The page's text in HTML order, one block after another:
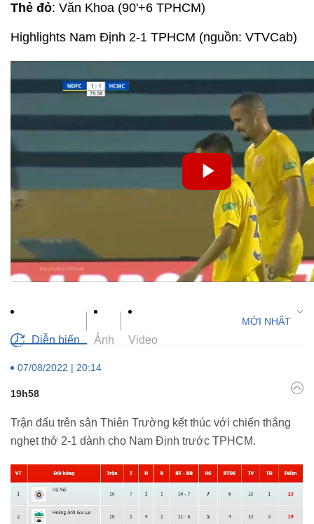
Thẻ đỏ: Văn Khoa (90'+6 TPHCM)
Highlights Nam Định 2-1 TPHCM (nguồn: VTVCab)
Diễn biến Ảnh Video
07/08/2022 | 20:14
19h58
Trận đấu trên sân Thiên Trường kết thúc với chiến thắng
nghẹt thở 2-1 dành cho Nam Định trước TPHCM.